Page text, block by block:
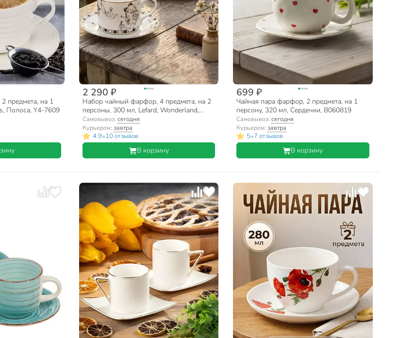
предмета, на 1
Полоса, Y4-7609
2 290 ₽
Набор чайный фарфор, 4 предмета, на 2
персоны, 300 мл, Lefard, Wonderland,
590-525, подарочная упаковка
Самовывоз: сегодня
Курьером: завтра
4.9•10 отзывов
В корзину
699 ₽
Чайная пара фарфор, 2 предмета, на 1
персону, 320 мл, Сердечки, B060819
Самовывоз:сегодня
Курьером:завтра
5•7 отзывов
В корзину